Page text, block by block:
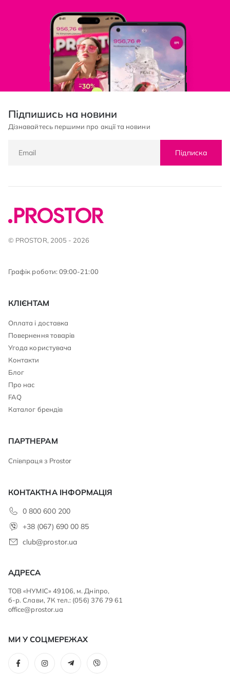
Підпишись на новини
Дізнавайтесь першими про акції та новини
Підписка
© PROSTOR, 2005 - 2026
Графік роботи: 09:00-21:00
КЛІЄНТАМ
Оплата і доставка
Повернення товарів
Угода користувача
Контакти
Блог
Про нас
FAQ
Каталог брендів
ПАРТНЕРАМ
Співпраця з Prostor
КОНТАКТНА ІНФОРМАЦІЯ
0 800 600 200
+38 (067) 690 00 85
club@prostor.ua
АДРЕСА
ТОВ «НУМІС» 49106, м. Дніпро,
б-р. Слави, 7К тел.: (056) 376 79 61
office@prostor.ua
МИ У СОЦМЕРЕЖАХ